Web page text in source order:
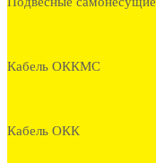
Кабель ОККМС
Кабель ОКК